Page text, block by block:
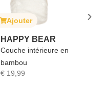
Ajouter
HAPPY BEAR
Couche intérieure en
bambou
€19,99